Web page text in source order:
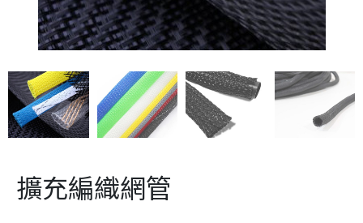
擴充編織網管